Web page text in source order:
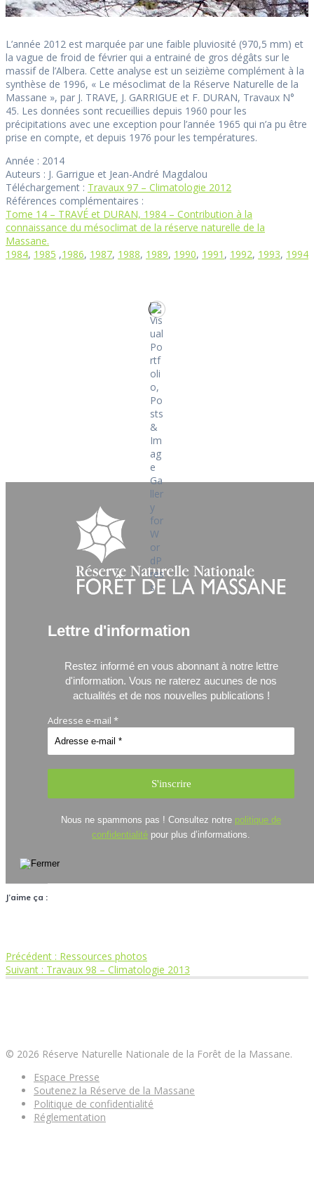
L’année 2012 est marquée par une faible pluviosité (970,5 mm) et
la vague de froid de février qui a entrainé de gros dégâts sur le
massif de l’Albera. Cette analyse est un seizième complément à la
synthèse de 1996, « Le mésoclimat de la Réserve Naturelle de la
Massane », par J. TRAVE, J. GARRIGUE et F. DURAN, Travaux N°
45. Les données sont recueillies depuis 1960 pour les
précipitations avec une exception pour l’année 1965 qui n’a pu être
prise en compte, et depuis 1976 pour les températures.
Année : 2014
Auteurs : J. Garrigue et Jean-André Magdalou
Téléchargement : Travaux 97 – Climatologie 2012
Références complémentaires :
Tome 14 – TRAVÉ et DURAN, 1984 – Contribution à la
connaissance du mésoclimat de la réserve naturelle de la
Massane.
1984, 1985 ,1986, 1987, 1988, 1989, 1990, 1991 , 1992, 1993, 1994
Lettre d'information
Restez informé en vous abonnant à notre lettre
d'information. Vous ne raterez aucunes de nos
actualités et de nos nouvelles publications !
Adresse e-mail *
Nous ne spammons pas ! Consultez notre politique de
confidentialité pour plus d’informations.
J’aime ça :
Navigation
Précédent : Article
précédent
Ressources photos
Suivant : Article
Travaux 98 – Climatologie 2013
© 2026 Réserve Naturelle Nationale de la Forêt de la Massane.
Espace Presse
Soutenez la Réserve de la Massane
Politique de confidentialité
Réglementation